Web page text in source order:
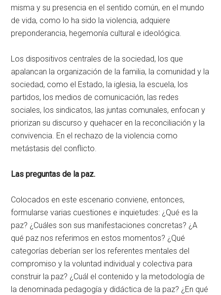
misma y su presencia en el sentido común, en el mundo
de vida, como lo ha sido la violencia, adquiere
preponderancia, hegemonía cultural e ideológica.
Los dispositivos centrales de la sociedad, los que
apalancan la organización de la familia, la comunidad y la
sociedad, como el Estado, la iglesia, la escuela, los
partidos, los medios de comunicación, las redes
sociales, los sindicatos, las juntas comunales, enfocan y
priorizan su discurso y quehacer en la reconciliación y la
convivencia. En el rechazo de la violencia como
metástasis del conflicto.
Las preguntas de la paz.
Colocados en este escenario conviene, entonces,
formularse varias cuestiones e inquietudes: ¿Qué es la
paz? ¿Cuáles son sus manifestaciones concretas? ¿A
qué paz nos referimos en estos momentos? ¿Qué
categorías deberían ser los referentes mentales del
compromiso y la voluntad individual y colectiva para
construir la paz? ¿Cuál el contenido y la metodología de
la denominada pedagogía y didáctica de la paz? ¿En qué